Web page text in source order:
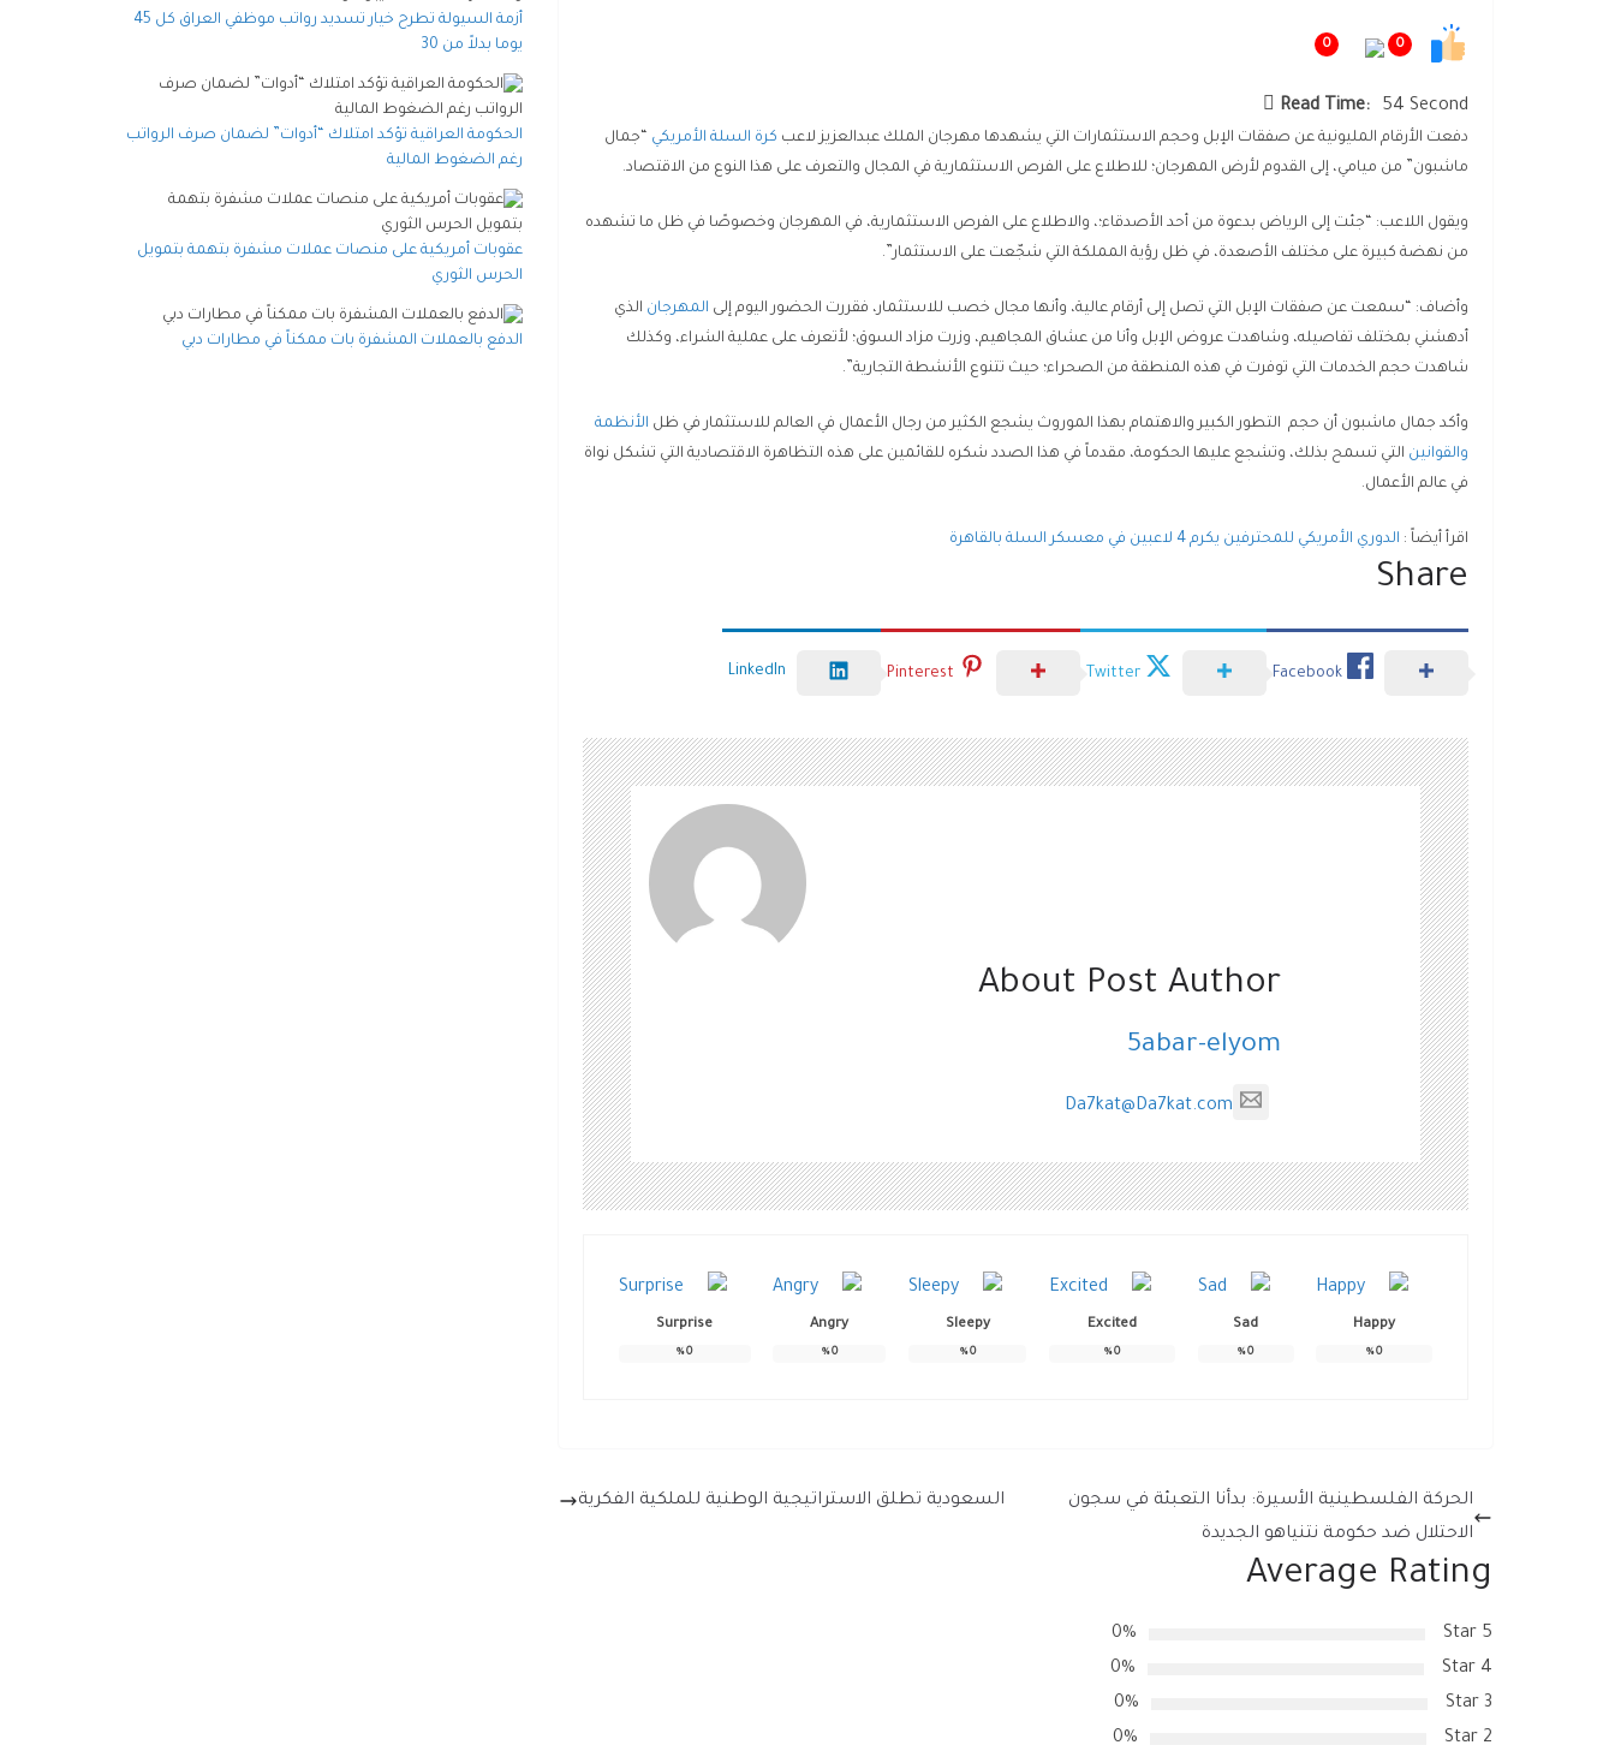
0
0
Read Time: 54 Second
دفعت الأرقام المليونية عن صفقات الإبل وحجم الاستثمارات التي يشهدها مهرجان الملك عبدالعزيز لاعب كرة السلة الأمريكي “جمال
ماشبون” من ميامي، إلى القدوم لأرض المهرجان؛ للاطلاع على الفرص الاستثمارية في المجال والتعرف على هذا النوع من الاقتصاد.
ويقول اللاعب: “جئت إلى الرياض بدعوة من أحد الأصدقاء؛، والاطلاع على الفرص الاستثمارية، في المهرجان وخصوصًا في ظل ما تشهده
من نهضة كبيرة على مختلف الأصعدة، في ظل رؤية المملكة التي شجّعت على الاستثمار”.
وأضاف: “سمعت عن صفقات الإبل التي تصل إلى أرقام عالية، وأنها مجال خصب للاستثمار، فقررت الحضور اليوم إلى المهرجان الذي
أدهشني بمختلف تفاصيله، وشاهدت عروض الإبل وأنا من عشاق المجاهيم، وزرت مزاد السوق؛ لأتعرف على عملية الشراء، وكذلك
شاهدت حجم الخدمات التي توفرت في هذه المنطقة من الصحراء؛ حيث تتنوع الأنشطة التجارية”.
وأكد جمال ماشبون أن حجم التطور الكبير والاهتمام بهذا الموروث يشجع الكثير من رجال الأعمال في العالم للاستثمار في ظل الأنظمة
والقوانين التي تسمح بذلك، وتشجع عليها الحكومة، مقدماً في هذا الصدد شكره للقائمين على هذه التظاهرة الاقتصادية التي تشكل نواة
في عالم الأعمال.
اقرأ أيضاً : الدوري الأمريكي للمحترفين يكرم 4 لاعبين في معسكر السلة بالقاهرة
Share
Facebook
Twitter
Pinterest
LinkedIn
About Post Author
5abar-elyom
Da7kat@Da7kat.com
Happy
0
%
Sad
0
%
Excited
0
%
Sleepy
0
%
Angry
0
%
Surprise
0
%
الحركة الفلسطينية الأسيرة: بدأنا التعبئة في سجون
الاحتلال ضد حكومة نتنياهو الجديدة
السعودية تطلق الاستراتيجية الوطنية للملكية الفكرية
Average Rating
5 Star
0%
4 Star
0%
3 Star
0%
2 Star
0%
أزمة السيولة تطرح خيار تسديد رواتب موظفي العراق كل 45
يوما بدلاً من 30
الحكومة العراقية تؤكد امتلاك “أدوات” لضمان صرف الرواتب
رغم الضغوط المالية
عقوبات أمريكية على منصات عملات مشفرة بتهمة بتمويل
الحرس الثوري
الدفع بالعملات المشفرة بات ممكناً في مطارات دبي